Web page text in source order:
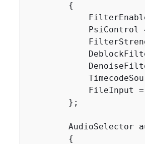
{
PsiControl
FileInput
        };
AudioSelector
{